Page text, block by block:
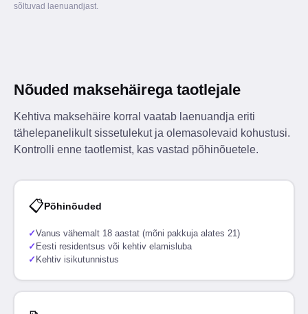
sõltuvad laenuandjast.
Nõuded maksehäirega taotlejale
Kehtiva maksehäire korral vaatab laenuandja eriti
tähelepanelikult sissetulekut ja olemasolevaid kohustusi.
Kontrolli enne taotlemist, kas vastad põhinõuetele.
📋Põhinõuded
✓Vanus vähemalt 18 aastat (mõni pakkuja alates 21)
✓ Eesti residentsus või kehtiv elamisluba
✓ Kehtiv isikutunnistus